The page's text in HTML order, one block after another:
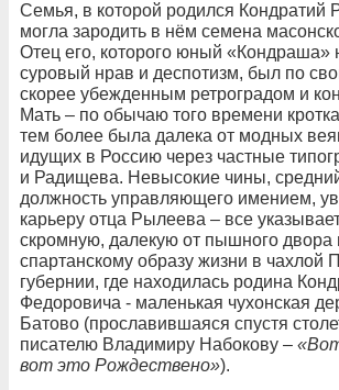
Семья, в которой родился Кондратий
могла зародить в нём семена
Отец его, которого юный «Кондраша»
суровый нрав и деспотизм, был по
скорее убежденным ретроградом и
Мать – по обычаю того времени
тем более была далека от модных
идущих в Россию через частные
и Радищева. Невысокие чины,
должность управляющего имением,
карьеру отца Рылеева – все
скромную, далекую от пышного
спартанскому образу жизни в чахлой
губернии, где находилась родина
Федоровича - маленькая чухонская
Батово (прославившаяся спустя
писателю Владимиру Набокову –
вот это Рождествено»).